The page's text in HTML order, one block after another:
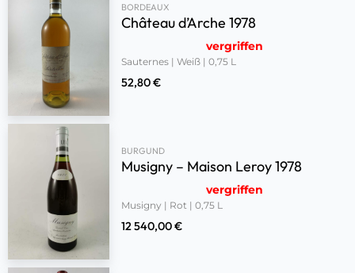
BORDEAUX
Château d’Arche 1978
vergriffen
Sauternes | Weiß | 0,75 L
52,80€
BURGUND
Musigny – Maison Leroy 1978
vergriffen
Musigny | Rot | 0,75 L
12 540,00€